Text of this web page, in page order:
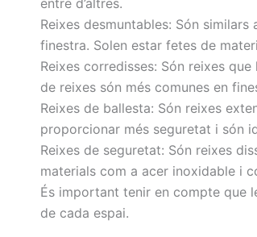
entre d’altres.
Reixes desmuntables: Són
finestra. Solen estar fetes de
Reixes corredisses: Són reixes
de reixes són més comunes en
Reixes de ballesta: Són reixes
proporcionar més seguretat i són
Reixes de seguretat: Són reixes
materials com a acer inoxidable i
És important tenir en compte que
de cada espai.